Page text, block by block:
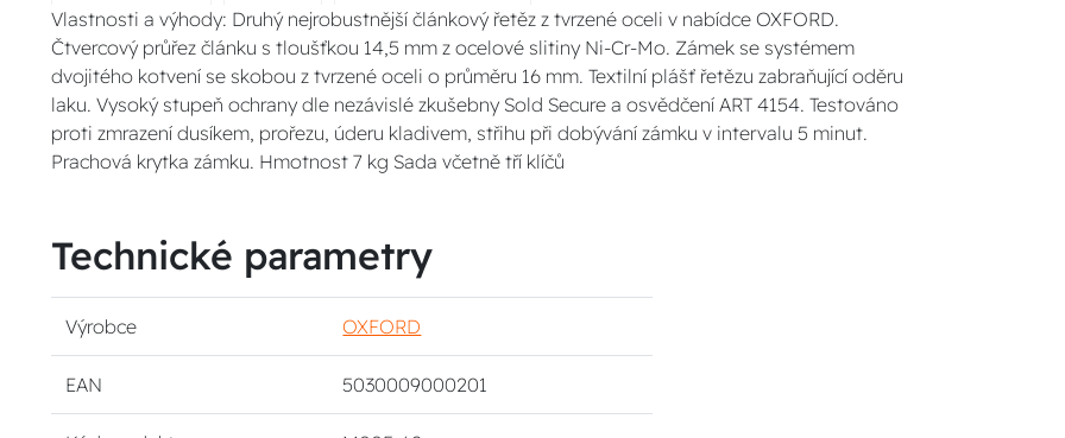
Vlastnosti a výhody: Druhý nejrobustnější článkový řetěz z tvrzené oceli v nabídce OXFORD.
Čtvercový průřez článku s tloušťkou 14,5 mm z ocelové slitiny Ni-Cr-Mo. Zámek se systémem
dvojitého kotvení se skobou z tvrzené oceli o průměru 16 mm. Textilní plášť řetězu zabraňující oděru
laku. Vysoký stupeň ochrany dle nezávislé zkušebny Sold Secure a osvědčení ART 4154. Testováno
proti zmrazení dusíkem, prořezu, úderu kladivem, střihu při dobývání zámku v intervalu 5 minut.
Prachová krytka zámku. Hmotnost 7 kg Sada včetně tří klíčů
Technické parametry
Výrobce OXFORD
EAN 5030009000201